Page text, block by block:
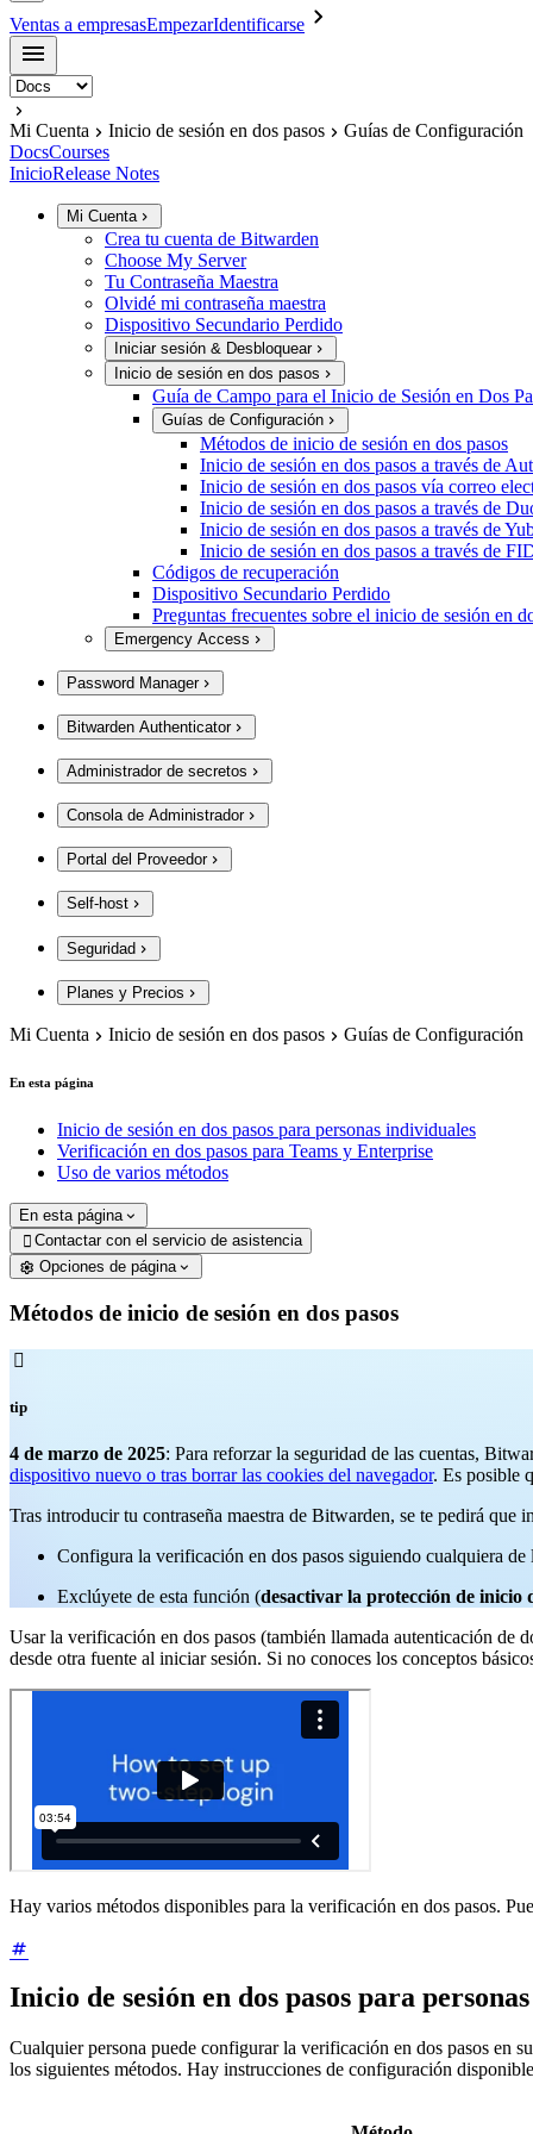
Ventas a empresasEmpezarIdentificarse
Mi Cuenta Inicio de sesión en dos pasos
Guías de Configuración
DocsCourses
InicioRelease Notes
Mi Cuenta
Crea tu cuenta de Bitwarden
Choose My Server
Tu Contraseña Maestra
Olvidé mi contraseña maestra
Dispositivo Secundario Perdido
Iniciar sesión & Desbloquear
Inicio de sesión en dos pasos
Guía de Campo para el Inicio de Sesión en Dos
Guías de Configuración
Métodos de inicio de sesión en dos pasos
Inicio de sesión en dos pasos a través de
Inicio de sesión en dos pasos vía correo
Inicio de sesión en dos pasos a través de
Inicio de sesión en dos pasos a través de
Inicio de sesión en dos pasos a través de
Códigos de recuperación
Dispositivo Secundario Perdido
Preguntas frecuentes sobre el inicio de sesión en
Emergency Access
Password Manager
Bitwarden Authenticator
Administrador de secretos
Consola de Administrador
Portal del Proveedor
Self-host
Seguridad
Planes y Precios
Mi Cuenta Inicio de sesión en dos pasos Guías de Configuración
En esta página
Inicio de sesión en dos pasos para personas individuales
Verificación en dos pasos para Teams y Enterprise
Uso de varios métodos
En esta página
 Contactar con el servicio de asistencia
Opciones de página
Métodos de inicio de sesión en dos pasos

tip
4 de marzo de 2025: Para reforzar la seguridad de las cuentas,
dispositivo nuevo o tras borrar las cookies del navegador. Es posible
Tras introducir tu contraseña maestra de Bitwarden, se te pedirá
Configura la verificación en dos pasos siguiendo cualquiera de
Exclúyete de esta función (desactivar la protección de inicio
Usar la verificación en dos pasos (también llamada autenticación de
desde otra fuente al iniciar sesión. Si no conoces los conceptos
Hay varios métodos disponibles para la verificación en dos pasos.
Inicio de sesión en dos pasos para
Cualquier persona puede configurar la verificación en dos pasos en
los siguientes métodos. Hay instrucciones de configuración